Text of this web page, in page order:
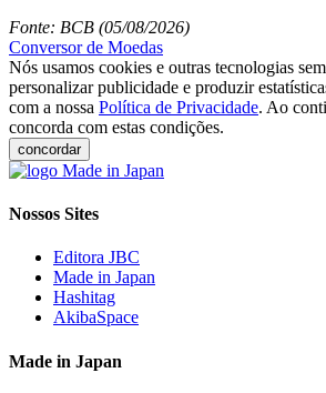
Fonte: BCB (05/08/2026)
Conversor de Moedas
Nós usamos cookies e outras tecnologias
personalizar publicidade e produzir
com a nossa Política de Privacidade. Ao
concorda com estas condições.
concordar
Nossos Sites
Editora JBC
Made in Japan
Hashitag
AkibaSpace
Made in Japan